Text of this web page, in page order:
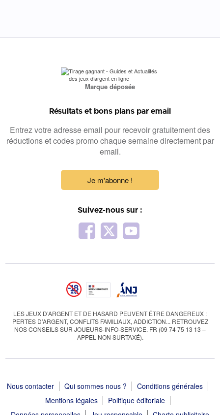
Marque déposée
Résultats et bons plans par email
Entrez votre adresse email pour recevoir gratuitement des
réductions et codes promo chaque semaine directement par
email.
Je m'abonne !
Suivez-nous sur :
LES JEUX D’ARGENT ET DE HASARD PEUVENT ÊTRE DANGEREUX :
PERTES D’ARGENT, CONFLITS FAMILIAUX, ADDICTION... RETROUVEZ
NOS CONSEILS SUR JOUEURS-INFO-SERVICE. FR (09 74 75 13 13 –
APPEL NON SURTAXÉ).
Nous contacter Qui sommes nous ?
Conditions générales
Mentions légales
Politique éditoriale